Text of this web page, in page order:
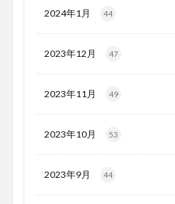
2024年1月 44
2023年12月 47
2023年11月 49
2023年10月 53
2023年9月 44